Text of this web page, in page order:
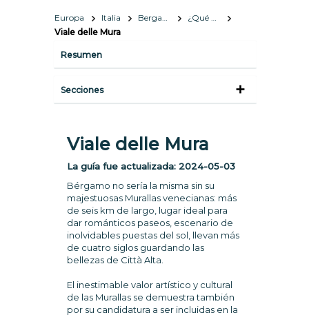
Europa Italia Bergamo
¿Qué hacer y qué ver?
Viale delle Mura
Resumen
Secciones
Viale delle Mura
La guía fue actualizada: 2024-05-03
Bérgamo no sería la misma sin su
majestuosas Murallas venecianas: más
de seis km de largo, lugar ideal para
dar románticos paseos, escenario de
inolvidables puestas del sol, llevan más
de cuatro siglos guardando las
bellezas de Città Alta.
El inestimable valor artístico y cultural
de las Murallas se demuestra también
por su candidatura a ser incluidas en la